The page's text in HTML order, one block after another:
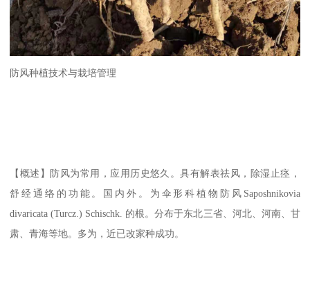
防风种植技术与栽培管理
【概述】防风为常用，应用历史悠久。具有解表祛风，除湿止痉，
舒经通络的功能。国内外。为伞形科植物防风Saposhnikovia
divaricata (Turcz.) Schischk. 的根。分布于东北三省、河北、河南、甘
肃、青海等地。多为，近已改家种成功。